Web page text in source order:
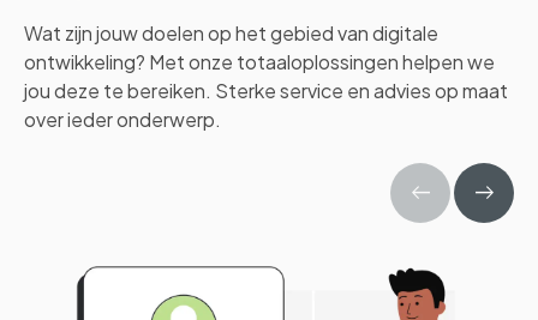
Wat zijn jouw doelenop het gebied van digitale
ontwikkeling? Met onze totaaloplossingen helpen we
joudeze te bereiken. Sterke service en advies op maat
over ieder onderwerp.